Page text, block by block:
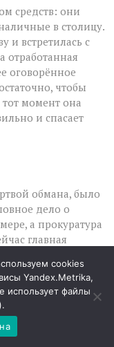
средств: они
в столицу.
и встретилась с
отработанная
оговорённое
чтобы
момент она
и спасает
обмана, было
дело о
а прокуратура
главная
сложную
что эта
специально
эмоции — от
чтобы лишить
cookies
Yandex.Metrika,
использует файлы